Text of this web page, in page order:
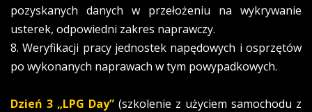
pozyskanych danych w przełożeniu na wykrywanie
usterek, odpowiedni zakres naprawczy.
8. Weryfikacji pracy jednostek napędowych i osprzętów
po wykonanych naprawach w tym powypadkowych.
Dzień 3 „LPG Day” (szkolenie z użyciem samochodu z